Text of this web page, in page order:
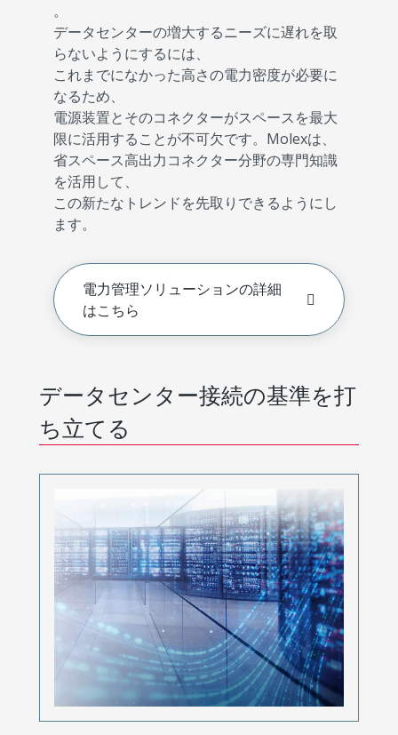
。
データセンターの増大するニーズに遅れを取
らないようにするには、
これまでになかった高さの電力密度が必要に
なるため、
電源装置とそのコネクターがスペースを最大
限に活用することが不可欠です。Molexは、
省スペース高出力コネクター分野の専門知識
を活用して、
この新たなトレンドを先取りできるようにし
ます。
電力管理ソリューションの詳細
はこちら
データセンター接続の基準を打
ち立てる